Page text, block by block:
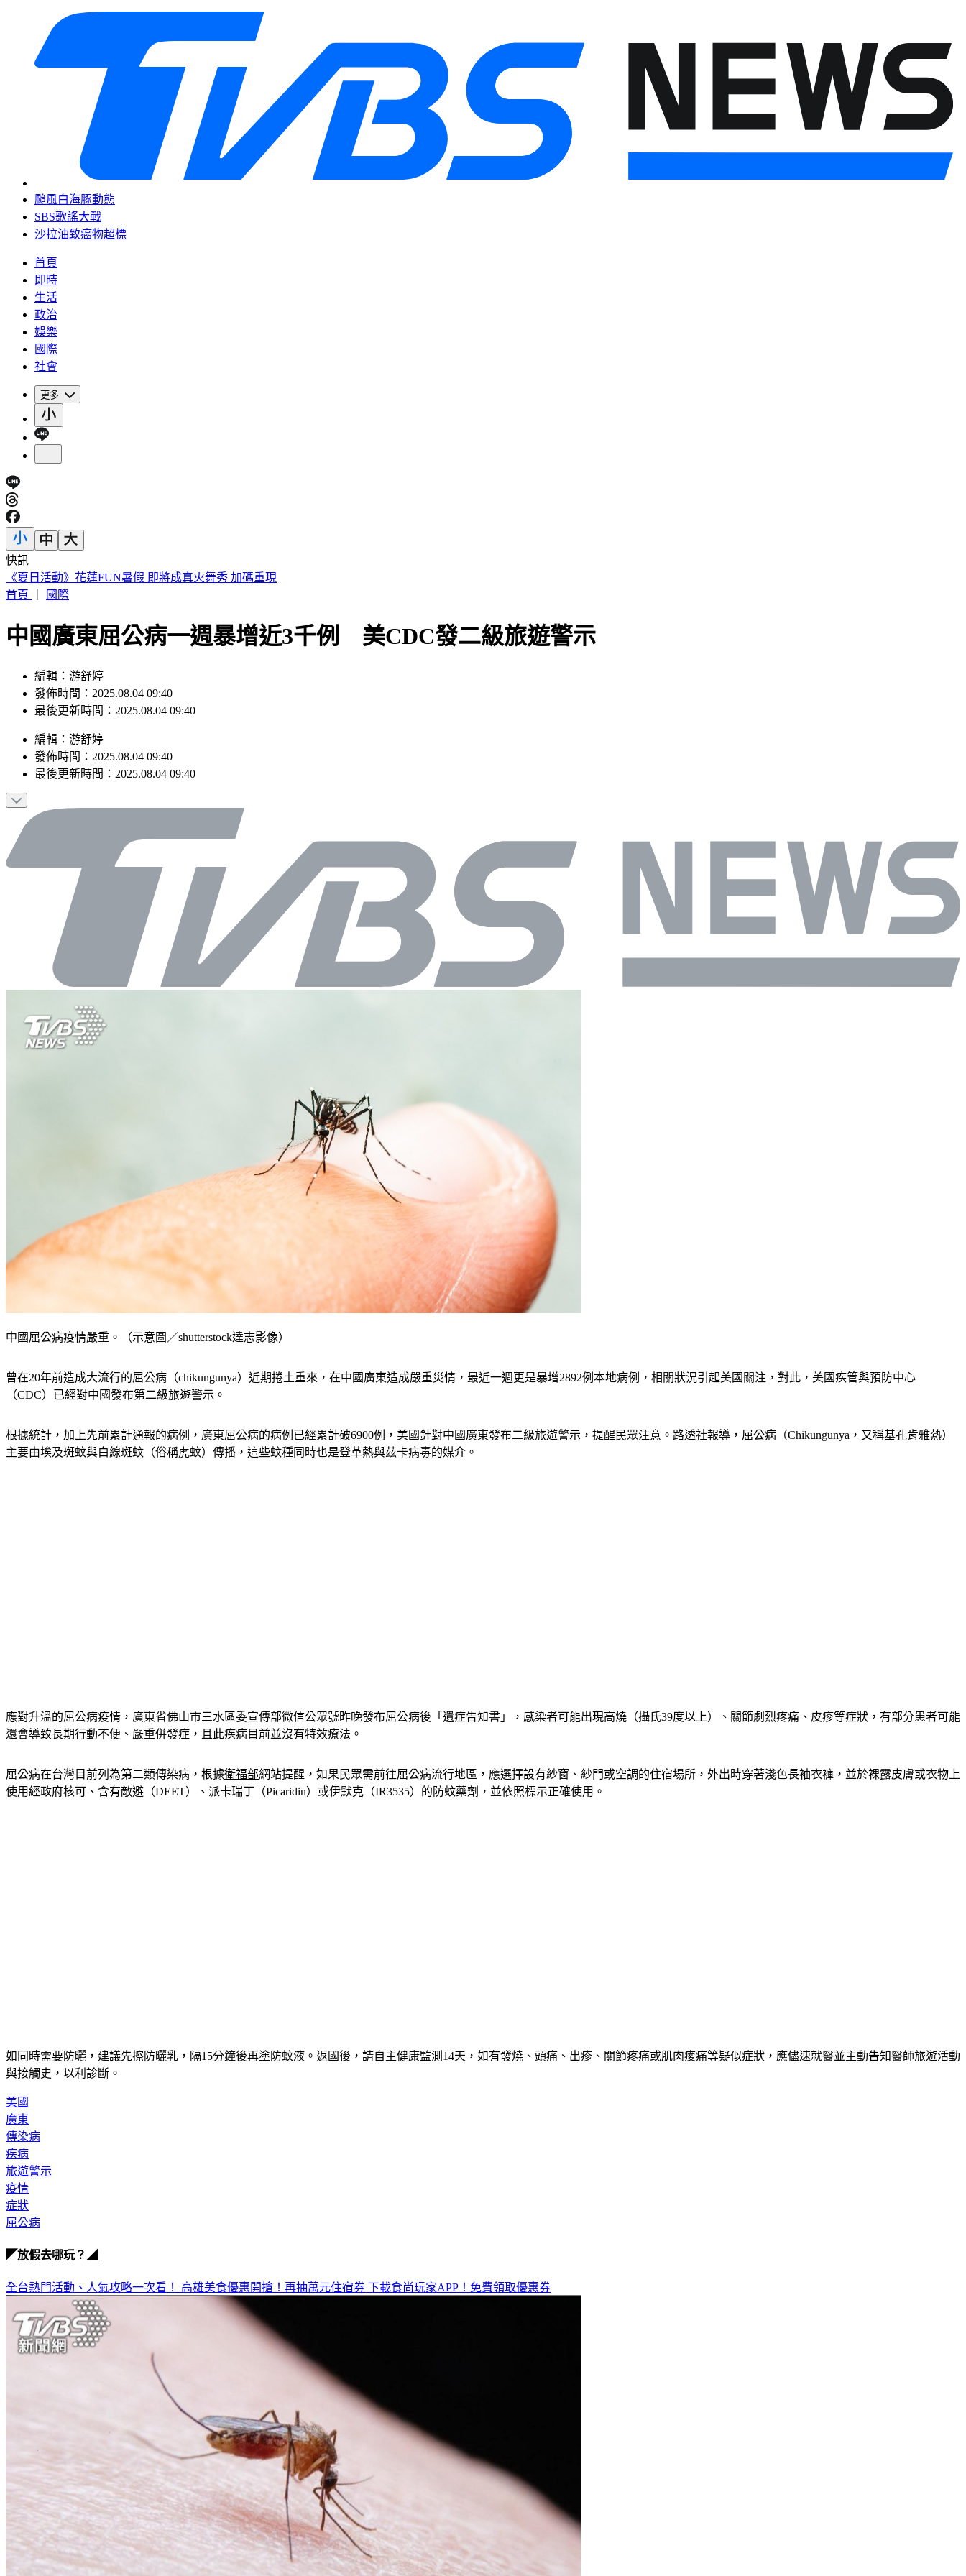
颱風白海豚動態
SBS歌謠大戰
沙拉油致癌物超標
首頁
即時
生活
政治
娛樂
國際
社會
更多
快訊
188萬《龍藏經》賣掉了！大戶不甩7折 店員爆「付現買原價」
首頁
國際
中國廣東屈公病一週暴增近3千例 美CDC發二級旅遊警示
編輯：游舒婷
發佈時間：2025.08.04 09:40
最後更新時間：2025.08.04 09:40
編輯 ： 游舒婷
發佈時間： 2025.08.04 09:40
最後更新時間： 2025.08.04 09:40
中國屈公病疫情嚴重。（示意圖／shutterstock達志影像）
曾在20年前造成大流行的屈公病（chikungunya）近期捲土重來，在中國廣東造成嚴重災情，最近一週更是暴增2892例本地病例，相關狀況引起美國關注，對此，美國疾管與預防中心
（CDC）已經對中國發布第二級旅遊警示。
根據統計，加上先前累計通報的病例，廣東屈公病的病例已經累計破6900例，美國針對中國廣東發布二級旅遊警示，提醒民眾注意。路透社報導，屈公病（Chikungunya，又稱基孔肯雅熱）
主要由埃及斑蚊與白線斑蚊（俗稱虎蚊）傳播，這些蚊種同時也是登革熱與茲卡病毒的媒介。
應對升溫的屈公病疫情，廣東省佛山市三水區委宣傳部微信公眾號昨晚發布屈公病後「遺症告知書」，感染者可能出現高燒（攝氏39度以上）、關節劇烈疼痛、皮疹等症狀，有部分患者可能
還會導致長期行動不便、嚴重併發症，且此疾病目前並沒有特效療法。
屈公病在台灣目前列為第二類傳染病，根據衛福部網站提醒，如果民眾需前往屈公病流行地區，應選擇設有紗窗、紗門或空調的住宿場所，外出時穿著淺色長袖衣褲，並於裸露皮膚或衣物上
使用經政府核可、含有敵避（DEET）、派卡瑞丁（Picaridin）或伊默克（IR3535）的防蚊藥劑，並依照標示正確使用。
如同時需要防曬，建議先擦防曬乳，隔15分鐘後再塗防蚊液。返國後，請自主健康監測14天，如有發燒、頭痛、出疹、關節疼痛或肌肉痠痛等疑似症狀，應儘速就醫並主動告知醫師旅遊活動
與接觸史，以利診斷。
美國
廣東
傳染病
疾病
旅遊警示
疫情
症狀
屈公病
◤放假去哪玩？◢
全台熱門活動、人氣攻略一次看！ 高雄美食優惠開搶！再抽萬元住宿券 下載食尚玩家APP！免費領取優惠券